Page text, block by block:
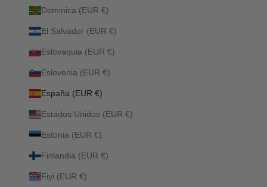
Dominica (EUR €)
El Salvador (EUR €)
Eslovaquia (EUR €)
Eslovenia (EUR €)
España (EUR €)
Estados Unidos (EUR €)
Estonia (EUR €)
Finlandia (EUR €)
Fiyi (EUR €)